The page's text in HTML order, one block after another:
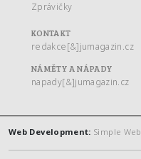
Zprávičky
KONTAKT
redakce[&]jumagazin.cz
NÁMĚTY A NÁPADY
napady[&]jumagazin.cz
Web Development: Simple Web